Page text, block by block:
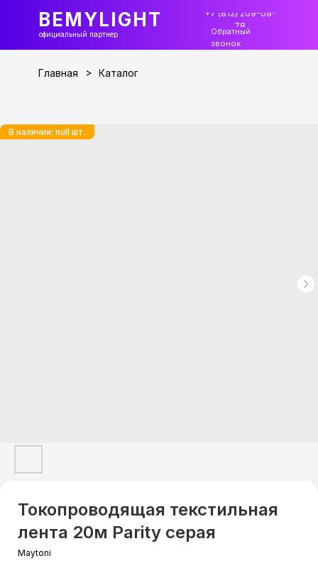
официальный партнер
BEMYLIGHT
+7 (812) 209-08-
78
Обратный
звонок
Каталог
Главная >
Токопроводящая текстильная
лента 20м Parity серая
Maytoni